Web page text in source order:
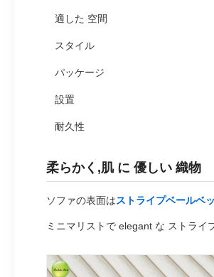
適した 空間
スタイル
パッケージ
設置
耐久性
柔らかく,肌 に 優しい 織物
ソファの表面はストライプベールベ
ミニマリストで elegant な ストラ